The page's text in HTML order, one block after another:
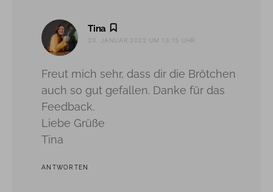
Tina
20. JANUAR 2022 UM 13:15 UHR
Freut mich sehr, dass dir die Brötchen
auch so gut gefallen. Danke für das
Feedback.
Liebe Grüße
Tina
ANTWORTEN